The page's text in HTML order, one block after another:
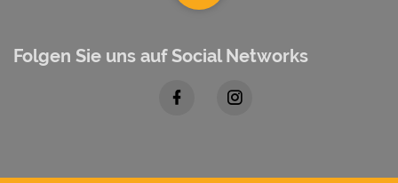
Folgen Sie uns auf Social Networks